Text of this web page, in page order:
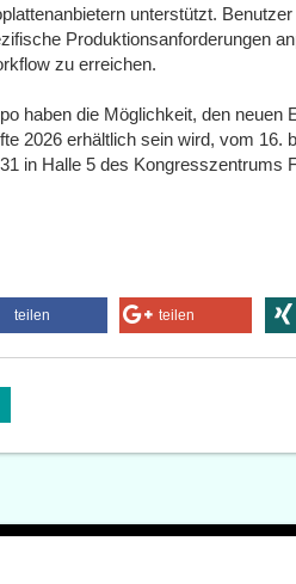
unterstützt.
Produktionsanforderungen
zu erreichen.
haben die Möglichkeit, den neuen
2026 erhältlich sein wird, vom 16.
in Halle 5 des Kongresszentrums
teilen teilen